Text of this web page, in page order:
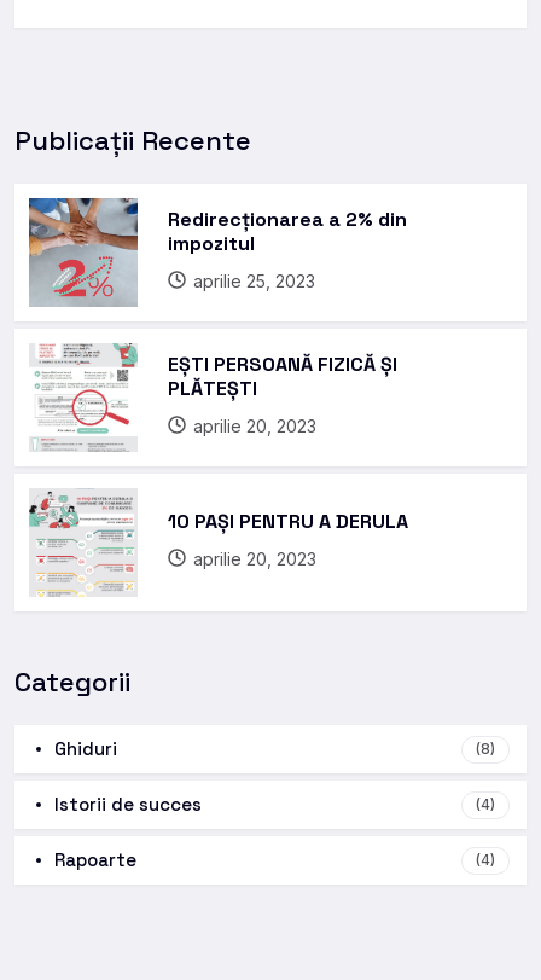
Publicații Recente
Redirecționarea a 2% din
impozitul
aprilie 25, 2023
EȘTI PERSOANĂ FIZICĂ ȘI
PLĂTEȘTI
aprilie 20, 2023
10 PAȘI PENTRU A DERULA
aprilie 20, 2023
Categorii
Ghiduri (8)
Istorii de succes (4)
Rapoarte (4)